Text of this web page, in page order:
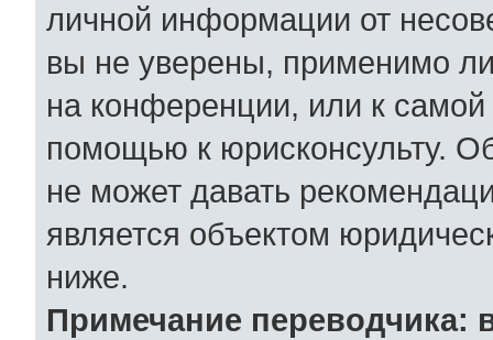
личной информации от
вы не уверены, применимо
на конференции, или к
помощью к юрисконсульту.
не может давать
является объектом
ниже.
Примечание переводчика: